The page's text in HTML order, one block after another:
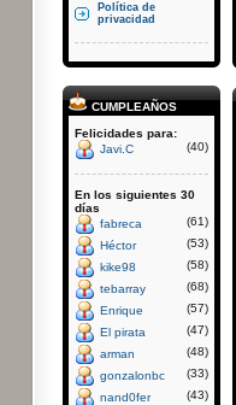
Política de
privacidad
CUMPLEAÑOS
Felicidades para:
Javi.C
(40)
En los siguientes 30
días
fabreca
(61)
Héctor
(53)
kike98
(58)
tebarray
(68)
Enrique
(57)
El pirata
(47)
arman
(48)
gonzalonbc
(33)
nand0fer
(43)